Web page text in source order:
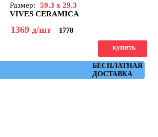
Размер:
59.3 x 29.3
VIVES CERAMICA
1369 д/шт 1778
БЕСПЛАТНАЯ
ДОСТАВКА
купить
Артикул: ruhr_cemento_spr_29,3x59,3